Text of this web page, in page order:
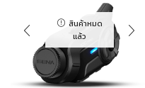
สินค้าหมด
แล้ว